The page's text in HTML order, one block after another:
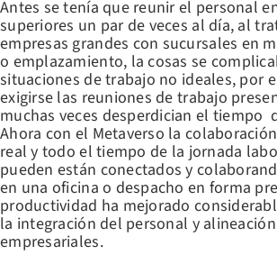
Antes se tenía que reunir el personal
superiores un par de veces al día, al
empresas grandes con sucursales en
o emplazamiento, la cosas se
situaciones de trabajo no ideales, por
exigirse las reuniones de trabajo
muchas veces desperdician el tiempo
Ahora con el Metaverso la
real y todo el tiempo de la jornada
pueden están conectados y
en una oficina o despacho en forma
productividad ha mejorado
la integración del personal y
empresariales.